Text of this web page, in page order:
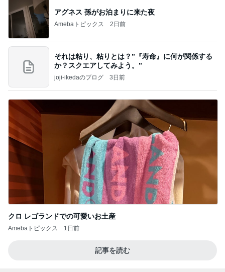
アグネス 孫がお泊まりに来た夜
Amebaトピックス 2日前
それは粘り、粘りとは？”『寿命』に何が関係する
か？スクエアしてみよう。”
joji-ikedaのブログ 3日前
クロ レゴランドでの可愛いお土産
Amebaトピックス 1日前
記事を読む